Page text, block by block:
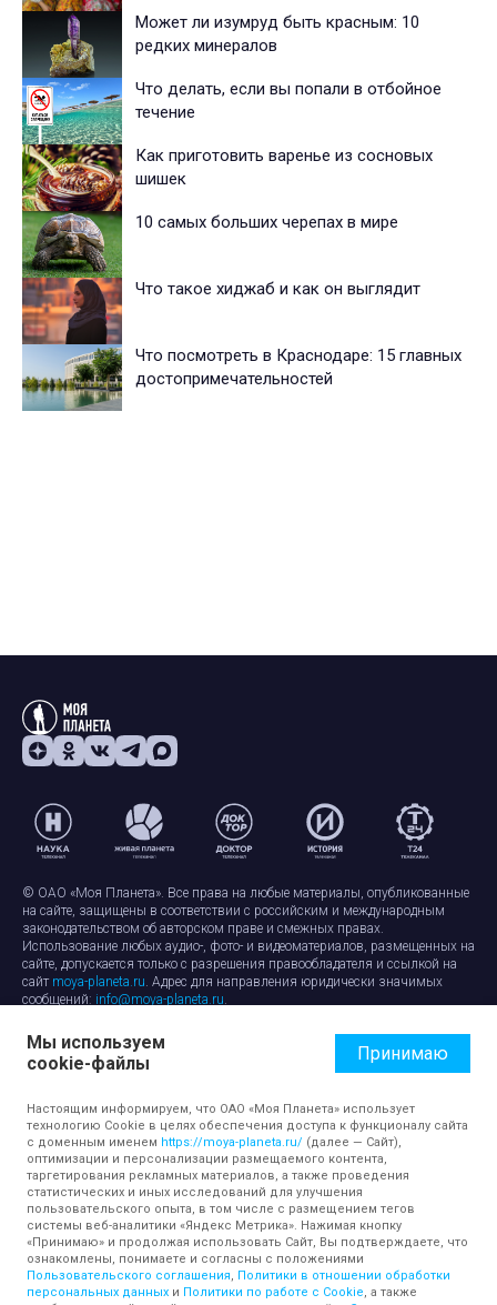
Может ли изумруд быть красным: 10
редких минералов
Что делать, если вы попали в отбойное
течение
Как приготовить варенье из сосновых
шишек
10 самых больших черепах в мире
Что такое хиджаб и как он выглядит
Что посмотреть в Краснодаре: 15 главных
достопримечательностей
© ОАО «Моя Планета». Все права на любые материалы, опубликованные
на сайте, защищены в соответствии с российским и международным
законодательством об авторском праве и смежных правах.
Использование любых аудио-, фото- и видеоматериалов, размещенных на
сайте, допускается только с разрешения правообладателя и ссылкой на
сайт moya-planeta.ru. Адрес для направления юридически значимых
сообщений: info@moya-planeta.ru.
Правила сайтаРабота с cookie-файлами
Защита персональных данных
Обработка персональных данных
Мы используем
cookie-файлы
Принимаю
Настоящим информируем, что ОАО «Моя Планета» использует
технологию Cookie в целях обеспечения доступа к функционалу сайта
с доменным именем https://moya-planeta.ru/ (далее — Сайт),
оптимизации и персонализации размещаемого контента,
таргетирования рекламных материалов, а также проведения
статистических и иных исследований для улучшения
пользовательского опыта, в том числе с размещением тегов
системы веб-аналитики «Яндекс Метрика». Нажимая кнопку
«Принимаю» и продолжая использовать Сайт, Вы подтверждаете, что
ознакомлены, понимаете и согласны с положениями
Пользовательского соглашения, Политики в отношении обработки
персональных данных и Политики по работе с Cookie, а также